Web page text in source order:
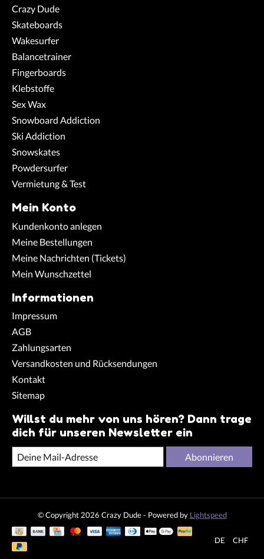
Crazy Dude
Skateboards
Wakesurfer
Balancetrainer
Fingerboards
Klebstoffe
Sex Wax
Snowboard Addiction
Ski Addiction
Snowskates
Powdersurfer
Vermietung & Test
Mein Konto
Kundenkonto anlegen
Meine Bestellungen
Meine Nachrichten (Tickets)
Mein Wunschzettel
Informationen
Impressum
AGB
Zahlungsarten
Versandkosten und Rücksendungen
Kontakt
Sitemap
Willst du mehr von uns hören? Dann trage
dich für unseren Newsletter ein
Abonnieren
© Copyright 2026 Crazy Dude - Powered by Lightspeed
DE CHF